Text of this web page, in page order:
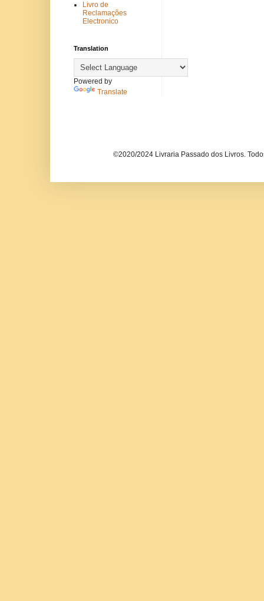
Livro de
Reclamações
Electronico
Translation
Powered by
Translate
©2020/2024 Livraria Passado dos Livros.